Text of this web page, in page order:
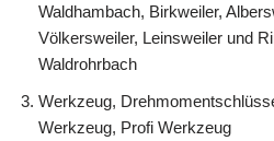
Waldhambach, Birkweiler,
Völkersweiler, Leinsweiler und
Waldrohrbach
Werkzeug,
Werkzeug, Profi Werkzeug